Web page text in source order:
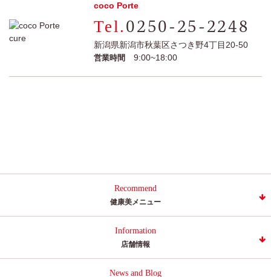
coco Porte
0250-25-2248
新潟県新潟市秋葉区さつき野4丁目20-50
営業時間 9:00~18:00
Recommend
健康美メニュー
Information
店舗情報
News and Blog